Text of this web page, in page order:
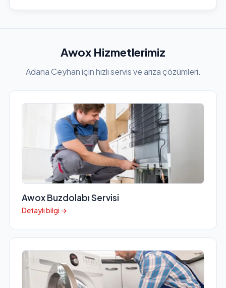
Awox Hizmetlerimiz
Adana Ceyhan için hızlı servis ve arıza çözümleri.
Awox Buzdolabı Servisi
Detaylı bilgi →